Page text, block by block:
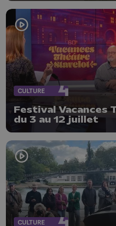
CULTURE
Festival Vacances
du 3 au 12 juillet
CULTURE